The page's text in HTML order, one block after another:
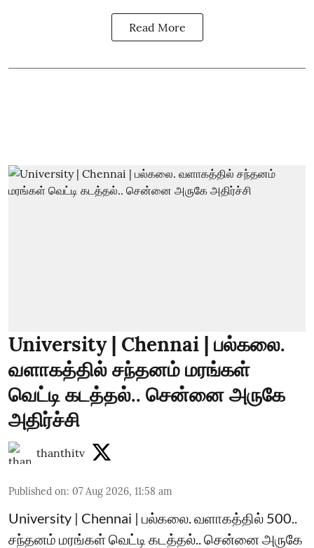
Read More
University | Chennai | பல்கலை.
வளாகத்தில் சந்தனம் மரங்கள்
வெட்டி கடத்தல்.. சென்னை அருகே
அதிர்ச்சி
thanthitv
Published on: 07 Aug 2026, 11:58 am
University | Chennai | பல்கலை. வளாகத்தில் 500..
சந்தனம் மரங்கள் வெட்டி கடத்தல்.. சென்னை அருகே